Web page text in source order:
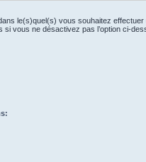
le(s)quel(s) vous souhaitez
si vous ne désactivez pas l’option ci-